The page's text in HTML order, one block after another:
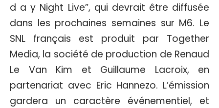
d a y Night Live”, qui devrait être diffusée
dans les prochaines semaines sur M6. Le
SNL français est produit par Together
Media, la société de production de Renaud
Le Van Kim et Guillaume Lacroix, en
partenariat avec Eric Hannezo. L’émission
gardera un caractère événementiel, et